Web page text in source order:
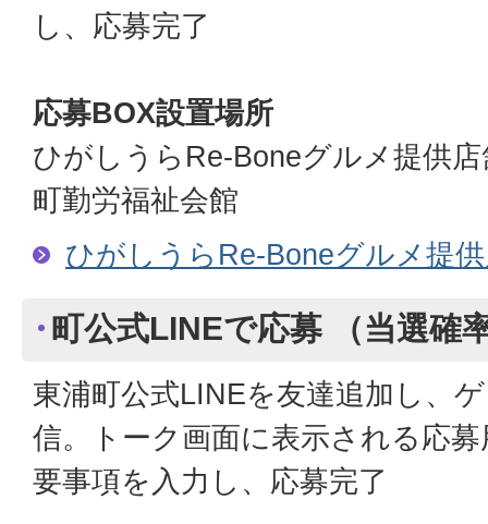
し、応募完了
応募BOX設置場所
ひがしうらRe-Boneグルメ提供
町勤労福祉会館
ひがしうらRe-Boneグルメ提
町公式LINEで応募 （当選確
東浦町公式LINEを友達追加し、
信。トーク画面に表示される応
要事項を入力し、応募完了